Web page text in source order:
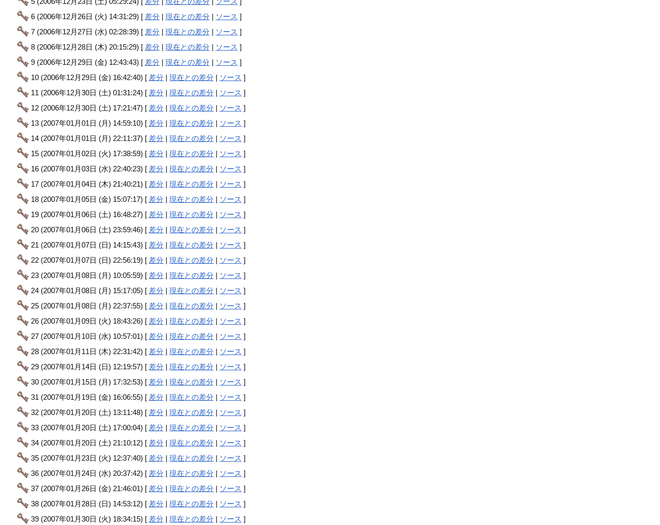
6 (2006年12月26日 (火) 14:31:29) [ 差分 |現在との差分 | ソース ]
7 (2006年12月27日 (水) 02:28:39) [ 差分 |現在との差分 | ソース ]
8 (2006年12月28日 (木) 20:15:29) [ 差分 |現在との差分 | ソース ]
9 (2006年12月29日 (金) 12:43:43) [ 差分 |現在との差分 | ソース ]
10 (2006年12月29日 (金) 16:42:40) [ 差分 |現在との差分 | ソース ]
11 (2006年12月30日 (土) 01:31:24) [ 差分 |現在との差分 | ソース ]
12 (2006年12月30日 (土) 17:21:47) [ 差分 |現在との差分 | ソース ]
13 (2007年01月01日 (月) 14:59:10) [ 差分 |現在との差分 | ソース ]
14 (2007年01月01日 (月) 22:11:37) [ 差分 |現在との差分 | ソース ]
15 (2007年01月02日 (火) 17:38:59) [ 差分 |現在との差分 | ソース ]
16 (2007年01月03日 (水) 22:40:23) [ 差分 |現在との差分 | ソース ]
17 (2007年01月04日 (木) 21:40:21) [ 差分 |現在との差分 | ソース ]
18 (2007年01月05日 (金) 15:07:17) [ 差分 |現在との差分 | ソース ]
19 (2007年01月06日 (土) 16:48:27) [ 差分 |現在との差分 | ソース ]
20 (2007年01月06日 (土) 23:59:46) [ 差分 |現在との差分 | ソース ]
21 (2007年01月07日 (日) 14:15:43) [ 差分 |現在との差分 | ソース ]
22 (2007年01月07日 (日) 22:56:19) [ 差分 |現在との差分 | ソース ]
23 (2007年01月08日 (月) 10:05:59) [ 差分 |現在との差分 | ソース ]
24 (2007年01月08日 (月) 15:17:05) [ 差分 |現在との差分 | ソース ]
25 (2007年01月08日 (月) 22:37:55) [ 差分 |現在との差分 | ソース ]
26 (2007年01月09日 (火) 18:43:26) [ 差分 |現在との差分 | ソース ]
27 (2007年01月10日 (水) 10:57:01) [ 差分 |現在との差分 | ソース ]
28 (2007年01月11日 (木) 22:31:42) [ 差分 |現在との差分 | ソース ]
29 (2007年01月14日 (日) 12:19:57) [ 差分 |現在との差分 | ソース ]
30 (2007年01月15日 (月) 17:32:53) [ 差分 |現在との差分 | ソース ]
31 (2007年01月19日 (金) 16:06:55) [ 差分 |現在との差分 | ソース ]
32 (2007年01月20日 (土) 13:11:48) [ 差分 |現在との差分 | ソース ]
33 (2007年01月20日 (土) 17:00:04) [ 差分 |現在との差分 | ソース ]
34 (2007年01月20日 (土) 21:10:12) [ 差分 |現在との差分 | ソース ]
35 (2007年01月23日 (火) 12:37:40) [ 差分 |現在との差分 | ソース ]
36 (2007年01月24日 (水) 20:37:42) [ 差分 |現在との差分 | ソース ]
37 (2007年01月26日 (金) 21:46:01) [ 差分 |現在との差分 | ソース ]
38 (2007年01月28日 (日) 14:53:12) [ 差分 |現在との差分 | ソース ]
39 (2007年01月30日 (火) 18:34:15) [ 差分 |現在との差分 | ソース ]